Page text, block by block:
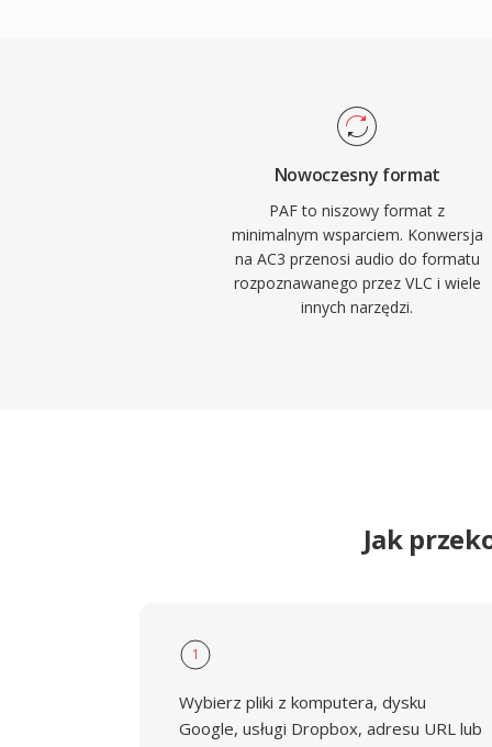
dialogow dzieki dedykowanemu
idealne dla filmow i programow
obsluga sprzetowych dekoderow w
dekorderach oznacza, ze AC3 jest
ogromnej bazie zainstalowanych
Nowoczesny format
PAF to niszowy format z
minimalnym wsparciem. Konwersja
na AC3 przenosi audio do formatu
rozpoznawanego przez VLC i wiele
innych narzędzi.
Jak
1
Wybierz pliki z komputera, dysku
Google, usługi Dropbox, adresu URL lub